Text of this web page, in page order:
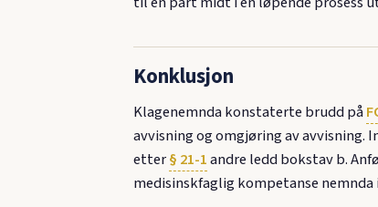
Konklusjon
Klagenemnda konstaterte brudd på
avvisning og omgjøring av
etter§ 21-1andre ledd bokstav b.
medisinskfaglig kompetanse